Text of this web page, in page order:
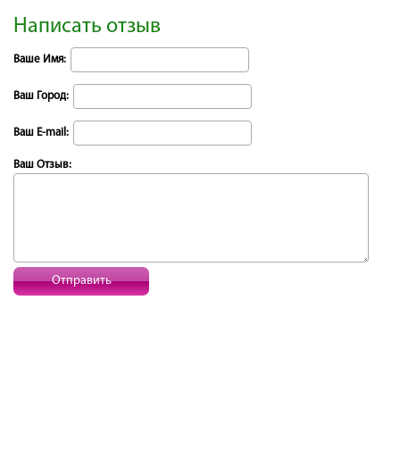
Написать отзыв
Ваше Имя:
Ваш Город:
Ваш E-mail:
Ваш Отзыв:
Отправить